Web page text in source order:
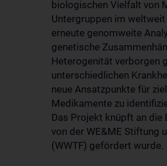
biologischen Vielfalt von
Untergruppen im
erneute genomweite
genetische
Heterogenität verborgen
unterschiedlichen
neue Ansatzpunkte für
Medikamente zu
Das Projekt knüpft an die
von der WE&ME Stiftung
(WWTF) gefördert wurde.